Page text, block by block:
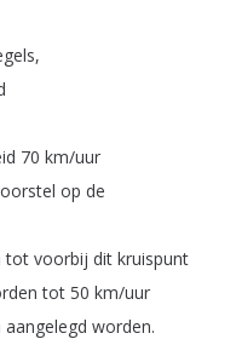
,
70 km/uur
op de
tot voorbij dit kruispunt
tot 50 km/uur
aangelegd worden.